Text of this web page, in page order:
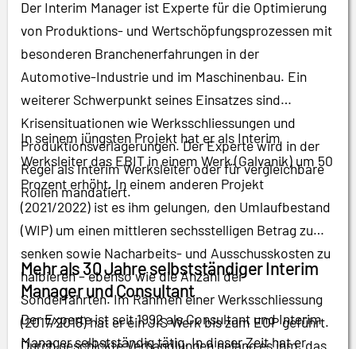
Der Interim Manager ist Experte für die Optimierung
von Produktions- und Wertschöpfungsprozessen mit
besonderen Branchenerfahrungen in der
Automotive-Industrie und im Maschinenbau. Ein
weiterer Schwerpunkt seines Einsatzes sind
Krisensituationen wie Werksschliessungen und
Produktionsverlagerungen. Der Experte wird in der
Regel als Interim Werksleiter oder für vergleichbare
Rollen mandatiert.
In seinem jüngsten Projekt hat er als Interim
Werksleiter das EBIT in einem Werk (Galvanik) um 50
Prozent erhöht. In einem anderen Projekt
(2021/2022) ist es ihm gelungen, den Umlaufbestand
(WIP) um einen mittleren sechsstelligen Betrag zu
senken sowie Nacharbeits- und Ausschusskosten zu
halbieren – ebenso wie die Anzahl der
Sonderfahrten. Im Rahmen einer Werksschliessung
(2017/2018) hat er ein JIS Werk bis zum EOP geführt.
Durch geschickte Verhandlungen gelang es ihm, das
Mehr als 30 Jahre selbstständiger Interim
Manager und Consultant
Der Experte ist seit 1992 als Consultant und Interim
Manager selbstständig tätig. In dieser Zeit hat er